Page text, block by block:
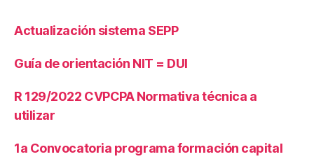
Actualización sistema SEPP
Guía de orientación NIT = DUI
R 129/2022 CVPCPA Normativa técnica a
utilizar
1a Convocatoria programa formación capital